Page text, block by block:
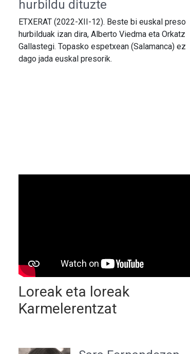
hurbildu dituzte
ETXERAT (2022-XII-12). Beste bi euskal preso
hurbilduak izan dira, Alberto Viedma eta Orkatz
Gallastegi. Topasko espetxean (Salamanca) ez
dago jada euskal presorik.
Loreak eta loreak
Karmelerentzat